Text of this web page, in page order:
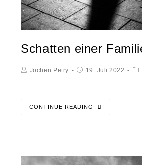
Schatten einer
Jochen Petry 19. Juli 2022
CONTINUE READING